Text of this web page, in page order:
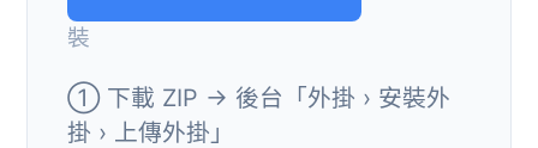
裝
① 下載 ZIP → 後台「外掛 › 安裝外
掛 › 上傳外掛」